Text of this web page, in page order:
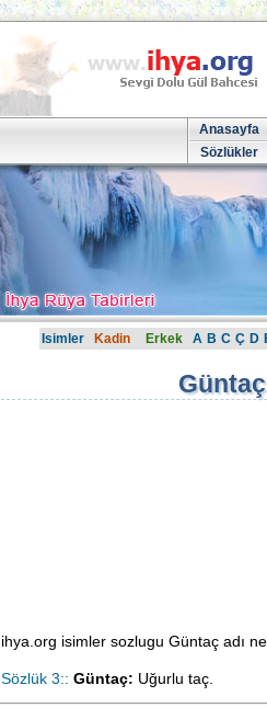
Anasayfa
Sözlükler
Isimler Kadin Erkek A B C Ç D
Güntaç
ihya.org isimler sozlugu Güntaç adı
Sözlük 3:: Güntaç: Uğurlu taç.